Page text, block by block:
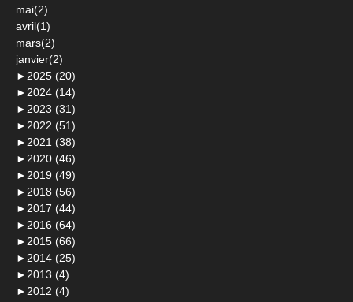
mai(2)
avril(1)
mars(2)
janvier(2)
► 2025 (20)
► 2024 (14)
► 2023 (31)
► 2022 (51)
► 2021 (38)
► 2020 (46)
► 2019 (49)
► 2018 (56)
► 2017 (44)
► 2016 (64)
► 2015 (66)
► 2014 (25)
► 2013 (4)
► 2012 (4)